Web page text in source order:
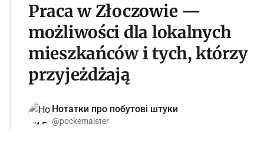
Praca w Złoczowie —
możliwości dla lokalnych
mieszkańców i tych, którzy
przyjeżdżają
Нотатки про побутові штуки
@pockemaister